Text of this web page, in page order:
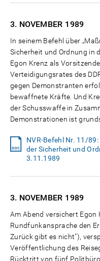
3. NOVEMBER 1989
In seinem Befehl über
Sicherheit und Ordnung in
Egon Krenz als
Verteidigungsrates des
gegen Demonstranten
bewaffnete Kräfte. Und
der Schusswaffe in
Demonstrationen ist
NVR-Befehl Nr. 11/
der Sicherheit und
3.11.1989
3. NOVEMBER 1989
Am Abend versichert Egon
Rundfunkansprache den
Zurück gibt es nicht"),
Veröffentlichung des
Rücktritt von fünf